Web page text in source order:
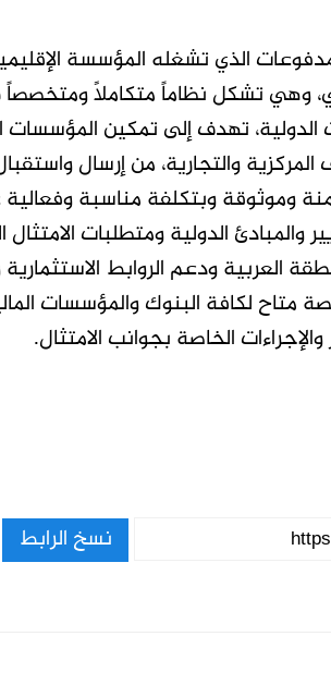
الذي تشغله المؤسسة
وهي تشكل نظاماً متكاملاً
الدولية، تهدف إلى تمكين المؤسسات
والتجارية، من إرسال
وموثوقة وبتكلفة مناسبة
الدولية ومتطلبات
العربية ودعم الروابط الاستثمارية
متاح لكافة البنوك والمؤسسات
الخاصة بجوانب الامتثال.
نسخ الرابط